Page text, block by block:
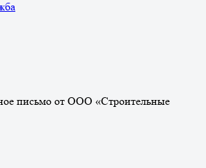
письмо от ООО «Строительные